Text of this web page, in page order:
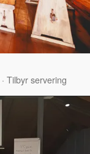
· Tilbyr servering